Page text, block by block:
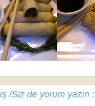
/Siz de yorum yazın :